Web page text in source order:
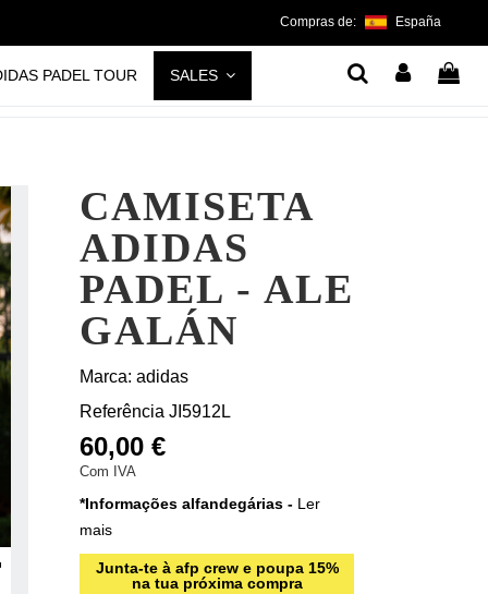
Compras de: España
PADEL TOUR SALES
CAMISETA
ADIDAS
PADEL - ALE
GALÁN
Marca: adidas
Referência JI5912L
60,00 €
Com IVA
*Informações alfandegárias - Ler
mais
Junta-te à afp crew e poupa 15%
na tua próxima compra